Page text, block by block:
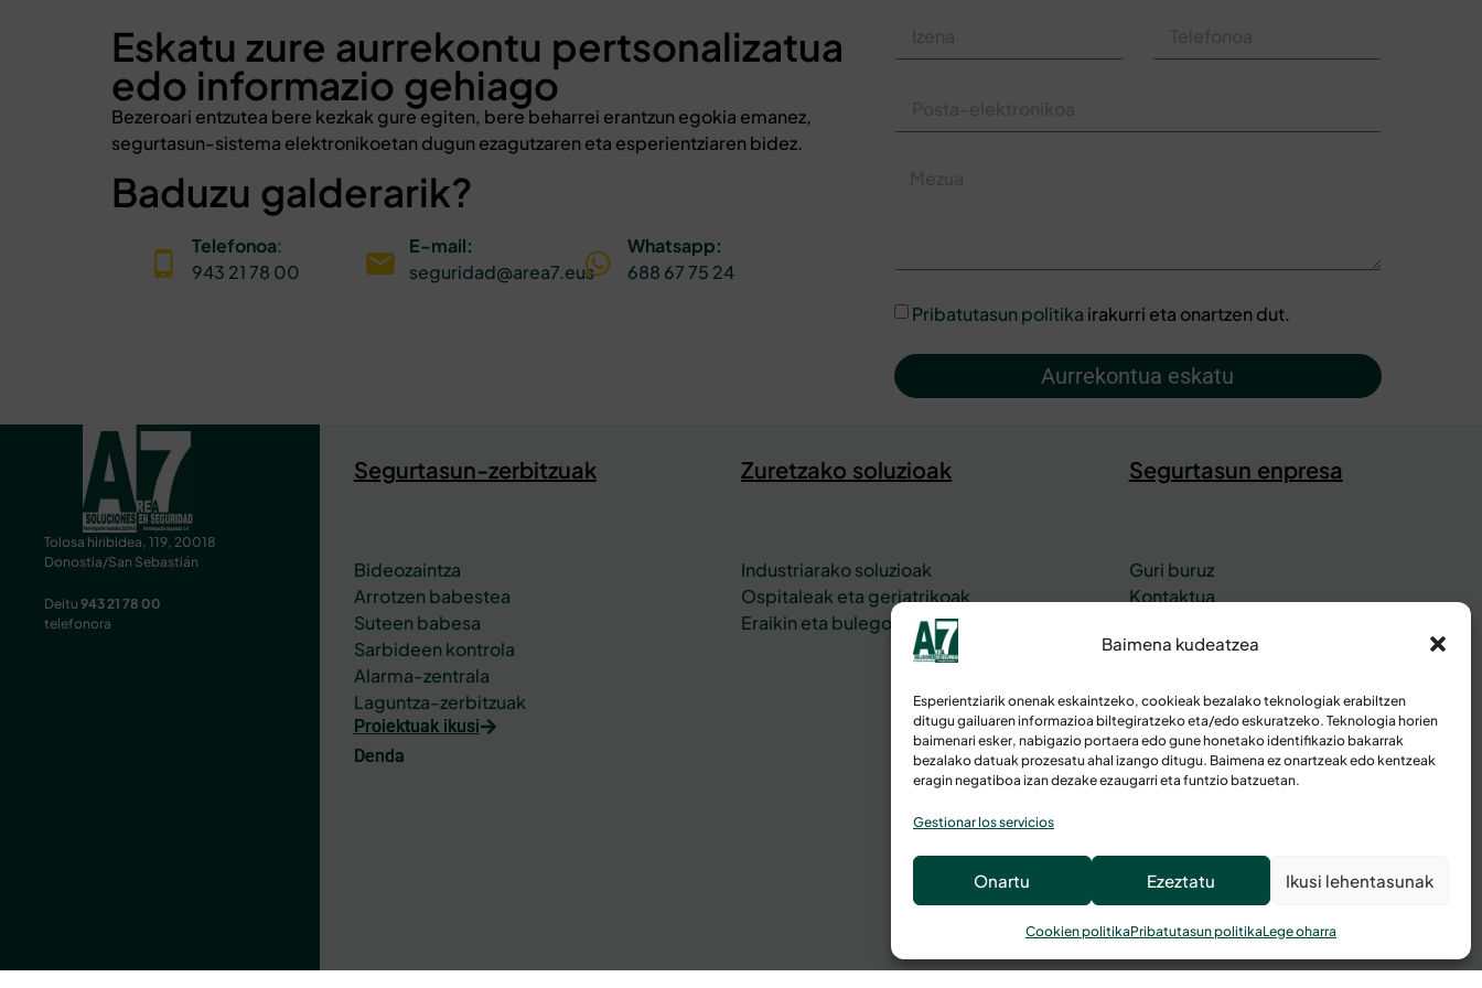
Baimena kudeatzea
Esperientziarik onenak eskaintzeko, cookieak bezalako teknologiak erabiltzen
ditugu gailuaren informazioa biltegiratzeko eta/edo eskuratzeko. Teknologia horien
baimenari esker, nabigazio portaera edo gune honetako identifikazio bakarrak
bezalako datuak prozesatu ahal izango ditugu. Baimena ez onartzeak edo kentzeak
eragin negatiboa izan dezake ezaugarri eta funtzio batzuetan.
Gestionar los servicios
Onartu Ezeztatu Ikusi lehentasunak
Cookien politikaPribatutasun politikaLege oharra
Eskatu zure aurrekontu pertsonalizatua
edo informazio gehiago
Bezeroari entzutea bere kezkak gure egiten, bere beharrei erantzun egokia emanez,
segurtasun-sistema elektronikoetan dugun ezagutzaren eta esperientziaren bidez.
Baduzu galderarik?
Telefonoa:
943 21 78 00
E-mail:
seguridad@area7.eus
Whatsapp:
688 67 75 24
Pribatutasun politika irakurri eta onartzen dut.
Aurrekontua eskatu
Tolosa hiribidea, 119, 20018
Donostia/San Sebastián
Deitu943 21 78 00
telefonora
Segurtasun-zerbitzuak
Bideozaintza
Arrotzen babestea
Suteen babesa
Sarbideen kontrola
Alarma-zentrala
Laguntza-zerbitzuak
Proiektuak ikusi
Denda
Zuretzako soluzioak
Industriarako soluzioak
Ospitaleak eta geriatrikoak
Eraikin eta bulegoetako segurtasuna
Segurtasun enpresa
Guri buruz
Kontaktua